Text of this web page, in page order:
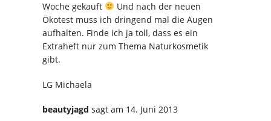
Woche gekauft
Und nach der neuen
Ökotest muss ich dringend mal die Augen
aufhalten. Finde ich ja toll, dass es ein
Extraheft nur zum Thema Naturkosmetik
gibt.
LG Michaela
beautyjagd sagt am 14. Juni 2013